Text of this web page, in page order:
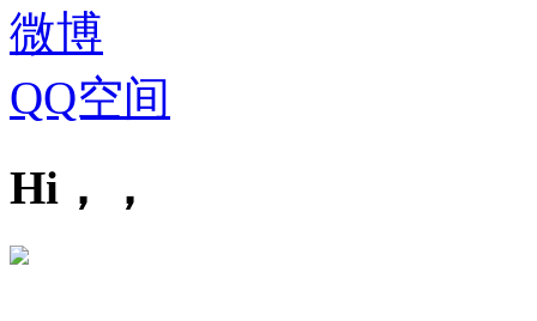
微博
QQ空间
Hi，，